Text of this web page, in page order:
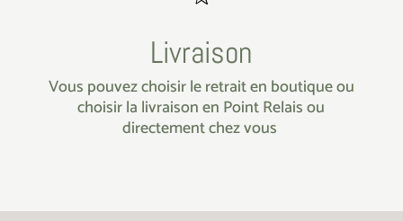
Livraison
Vous pouvez choisir le retrait en boutique ou
choisir la livraison en Point Relais ou
directement chez vous